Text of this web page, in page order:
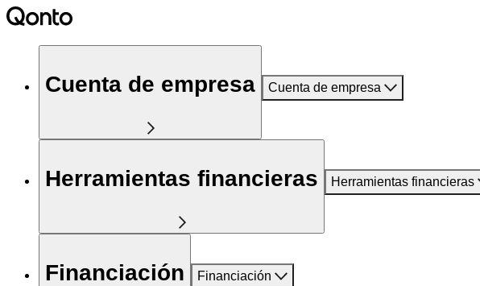
Cuenta de empresa Cuenta de empresa
Herramientas financieras Herramientas financieras
Financiación Financiación